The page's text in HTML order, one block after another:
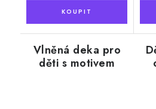
Vlněná deka pro
děti s motivem